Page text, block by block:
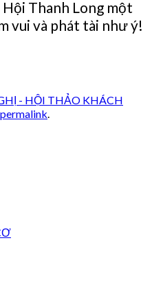
Thanh Long một
vui và phát tài như ý!
- HỘI THẢO KHÁCH
permalink.